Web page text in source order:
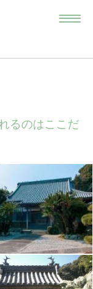
るのはここだ